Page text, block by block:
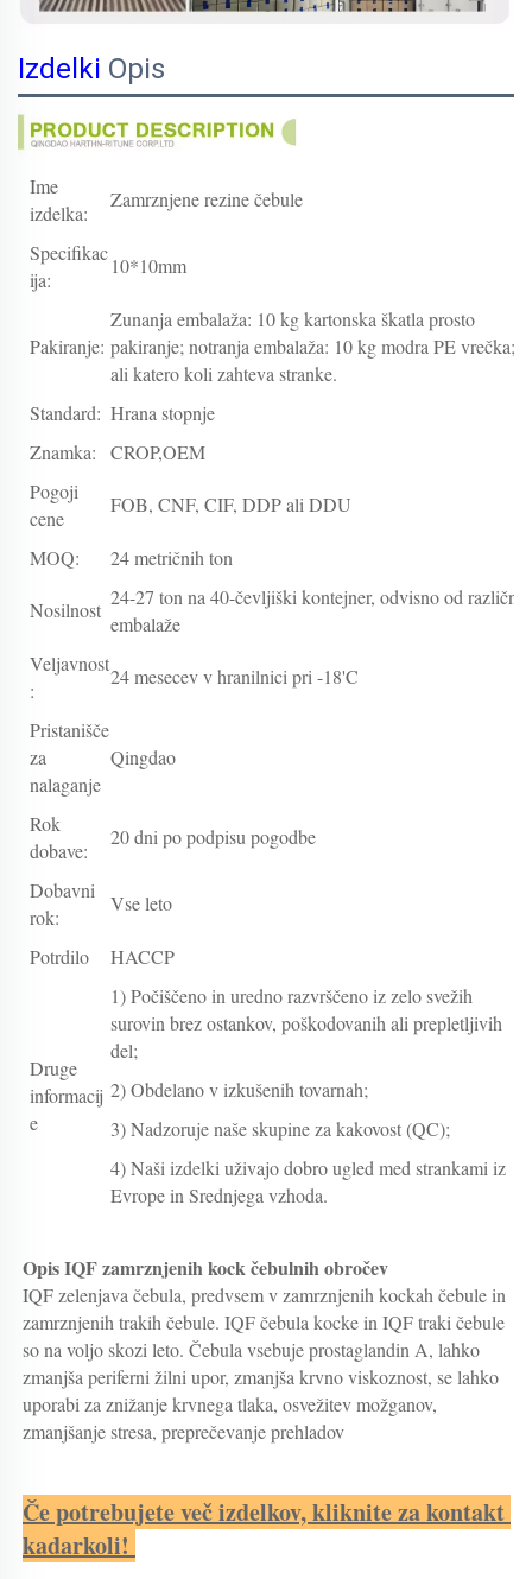
Izdelki Opis
Ime
izdelka:
Zamrznjene rezine čebule
Specifikac
ija:
10*10mm
Pakiranje:
Zunanja embalaža: 10 kg kartonska škatla prosto
pakiranje; notranja embalaža: 10 kg modra PE vrečka;
ali katero koli zahteva stranke.
Standard: Hrana stopnje
Znamka:
CROP,OEM
Pogoji
cene
FOB, CNF, CIF, DDP ali DDU
MOQ: 24 metričnih ton
Nosilnost
24-27 ton na 40-čevljiški kontejner, odvisno od različne
embalaže
Veljavnost
:
24 mesecev v hranilnici pri -18'C
Pristanišče
za
nalaganje
Qingdao
Rok
dobave:
20 dni po podpisu pogodbe
Dobavni
rok:
Vse leto
Potrdilo HACCP
Druge
informacij
e
1) Počiščeno in uredno razvrščeno iz zelo svežih
surovin brez ostankov, poškodovanih ali prepletljivih
del;
2) Obdelano v izkušenih tovarnah;
3) Nadzoruje naše skupine za kakovost (QC);
4) Naši izdelki uživajo dobro ugled med strankami iz
Evrope in Srednjega vzhoda.
Opis IQF zamrznjenih kock čebulnih obročev
IQF zelenjava čebula, predvsem v zamrznjenih kockah čebule in
zamrznjenih trakih čebule. IQF čebula kocke in IQF traki čebule
so na voljo skozi leto. Čebula vsebuje prostaglandin A, lahko
zmanjša periferni žilni upor, zmanjša krvno viskoznost, se lahko
uporabi za znižanje krvnega tlaka, osvežitev možganov,
zmanjšanje stresa, preprečevanje prehladov
Če potrebujete več izdelkov, kliknite za kontakt
kadarkoli!